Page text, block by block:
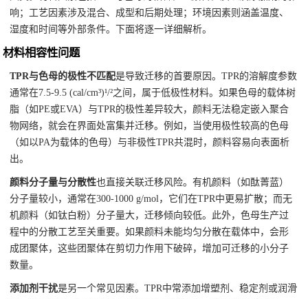
响；工艺因素涉及混合、成型和后期处理；环境因素则涵盖温度、
湿度和时间等外部条件。下面将逐一详细解析。
材料相容性问题
TPR与色母的极性不匹配是导致迁移的首要原因。TPR的溶解度参数
通常在7.5-9.5 (cal/cm³)¹/²之间，属于低极性材料。如果色母的载体树
脂（如PE或EVA）与TPR的极性差异较大，颜料无法稳定嵌入聚合
物网络，就会在界面处富集并迁移。例如，当使用极性较高的色母
（如以PA为载体的色母）与非极性TPR共混时，颜料容易向表面析
出。
颜料分子量与分散性也直接关联迁移风险。有机颜料（如酞菁蓝）
分子量较小，通常在300-1000 g/mol，它们在TPR中更易扩散；而无
机颜料（如钛白粉）分子量大，迁移倾向较低。此外，色母生产过
程中的分散工艺至关重要。如果颜料未能均匀分散在载体中，会形
成团聚体，这些团聚体在剪切力作用下破碎，增加可迁移的小分子
数量。
添加剂干扰是另一个常见因素。TPR中常添加增塑剂、稳定剂或润滑